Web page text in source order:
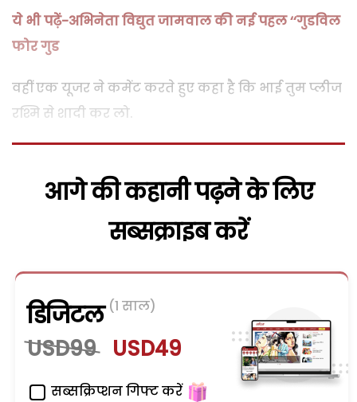
ये भी पढ़ें-अभिनेता विद्युत जामवाल की नई पहल ‘‘गुडविल
फोर गुड
वहीं एक यूजर ने कमेंट करते हुए कहा है कि भाई तुम प्लीज
रश्मि से शादी कर लो.
आगे की कहानी पढ़ने के लिए
सब्सक्राइब करें
डिजिटल (1 साल)
USD99 USD49
सब्सक्रिप्शन गिफ्ट करें